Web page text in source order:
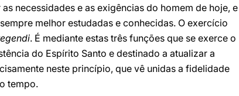
necessidades e as exigências do homem de hoje, e
melhor estudadas e conhecidas. O exercício
. É mediante estas três funções que se exerce o
do Espírito Santo e destinado a atualizar a
neste princípio, que vê unidas a fidelidade
tempo.